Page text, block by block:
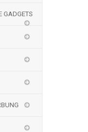
GADGETS